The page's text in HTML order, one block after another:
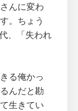
んに変わ
。ちょう
、「失われ
る俺かっ
んだと勘
生きてい